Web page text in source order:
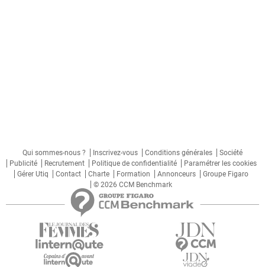
Qui sommes-nous ? Inscrivez-vous Conditions générales
Société
Publicité
Recrutement Politique de confidentialité
Paramétrer les cookies
Gérer Utiq
Contact Charte Formation Annonceurs
Groupe Figaro
© 2026 CCM Benchmark